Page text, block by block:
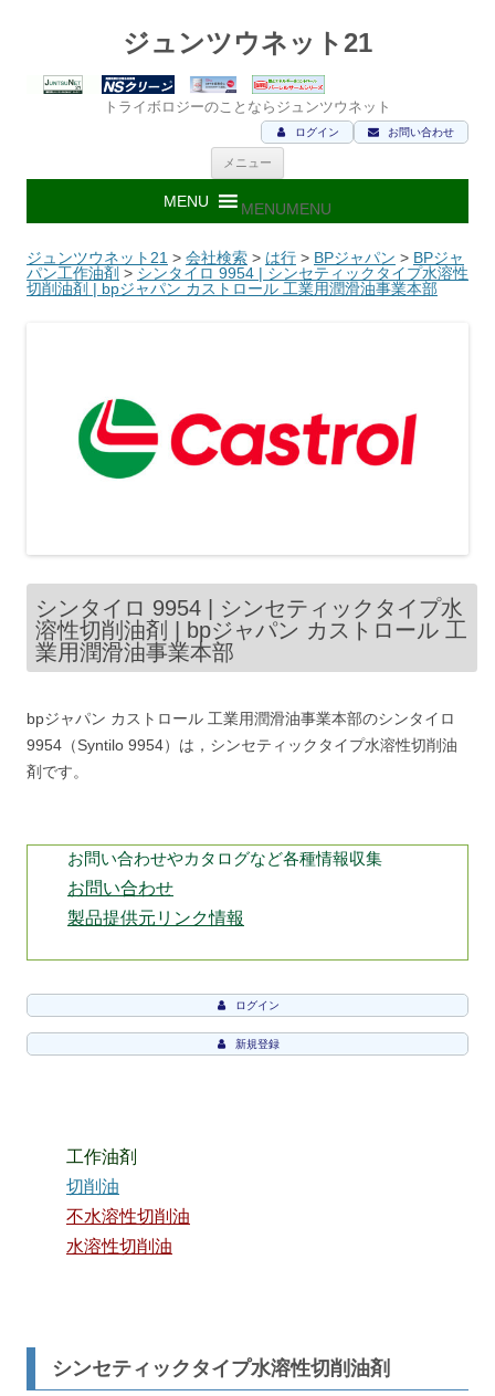
ジュンツウネット21
トライボロジーのことならジュンツウネット
お問い合わせ
ログイン
メニュー
ン
ツ
ス
キ
ッ
プ
MENUMENU
ジュンツウネット21 > 会社検索 > は行 > BPジャパン > BPジャ
パン工作油剤 > シンタイロ 9954 | シンセティックタイプ水溶性
切削油剤 | bpジャパン カストロール 工業用潤滑油事業本部
シンタイロ 9954 | シンセティックタイプ水
溶性切削油剤 | bpジャパン カストロール 工
業用潤滑油事業本部
bpジャパン カストロール 工業用潤滑油事業本部のシンタイロ
9954（Syntilo 9954）は，シンセティックタイプ水溶性切削油
剤です。
お問い合わせやカタログなど各種情報収集
お問い合わせ
製品提供元リンク情報
ログイン
新規登録
工作油剤
切削油
不水溶性切削油
水溶性切削油
シンセティックタイプ水溶性切削油剤